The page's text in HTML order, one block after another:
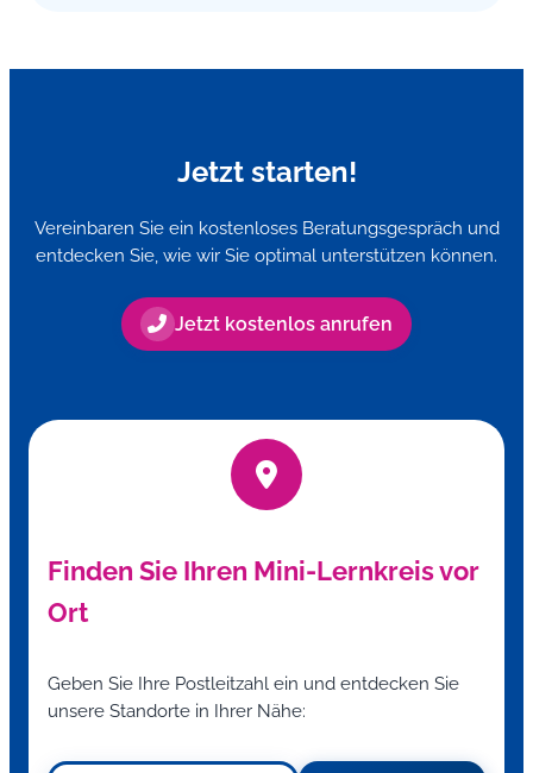
Jetzt starten!
Vereinbaren Sie ein kostenloses Beratungsgespräch und
entdecken Sie, wie wir Sie optimal unterstützen können.
Jetzt kostenlos anrufen
Finden Sie Ihren Mini-Lernkreis vor
Ort
Geben Sie Ihre Postleitzahl ein und entdecken Sie
unsere Standorte in Ihrer Nähe: